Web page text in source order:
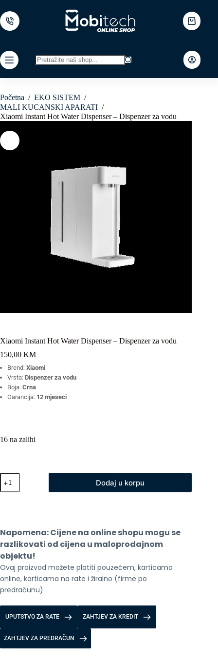
to
content
Shopping
cart
results
Početna / EKO SISTEM /
MALI KUCANSKI APARATI /
Xiaomi Instant Hot Water Dispenser – Dispenzer za vodu
Xiaomi Instant Hot Water Dispenser – Dispenzer za vodu
150,00 KM
Brend: Xiaomi
Vrsta: Dispenzer za vodu
Boja: Crna
Garancija: 12 mjeseci
16 na zalihi
Xiaomi
Instant
Hot
za
vodu
količina
Dodaj u korpu
Napomena: Cijene na online shopu mogu se
razlikovati od cijena u maloprodajnom
objektu!
Ovaj proizvod možete platiti pouzećem, karticama
online, karticama na rate i žiralno (firme po
predračunu)
UPUTSTVO ZA RATE ZAHTJEV ZA KREDIT
ZAHTJEV ZA PREDRAČUN